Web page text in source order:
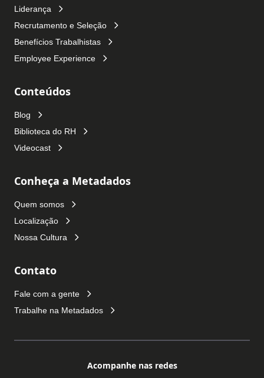
Liderança
Recrutamento e Seleção
Benefícios Trabalhistas
Employee Experience
Conteúdos
Blog
Biblioteca do RH
Videocast
Conheça a Metadados
Quem somos
Localização
Nossa Cultura
Contato
Fale com a gente
Trabalhe na Metadados
Acompanhe nas redes